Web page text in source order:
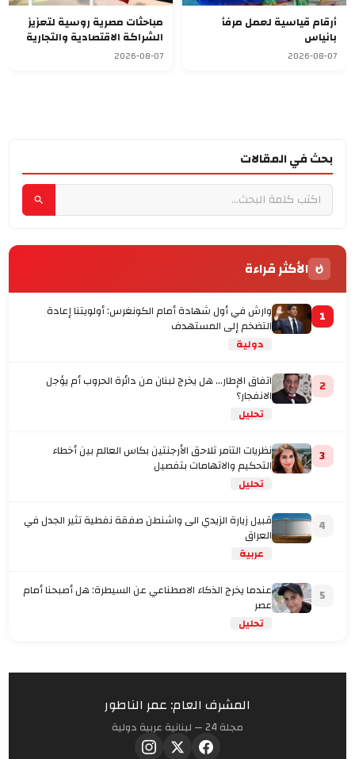
أرقام قياسية لعمل مرفأ
بانياس
2026-08-07
مباحثات مصرية روسية لتعزيز
الشراكة الاقتصادية والتجارية
2026-08-07
بحث في المقالات
الأكثر قراءة
1 وارش في أول شهادة أمام الكونغرس: أولويتنا إعادة
التضخم إلى المستهدف
دولية
2 اتفاق الإطار... هل يخرج لبنان من دائرة الحروب أم يؤجل
الانفجار؟
تحليل
3 نظريات التآمر تلاحق الأرجنتين بكاس العالم بين أخطاء
التحكيم والاتهامات بتفصيل
تحليل
4 قبيل زيارة الزيدي الى واشنطن صفقة نفطية تثير الجدل في
العراق
عربية
5 عندما يخرج الذكاء الاصطناعي عن السيطرة: هل أصبحنا أمام
عصر
تحليل
المشرف العام: عمر الناطور
مجلة 24 — لبنانية عربية دولية